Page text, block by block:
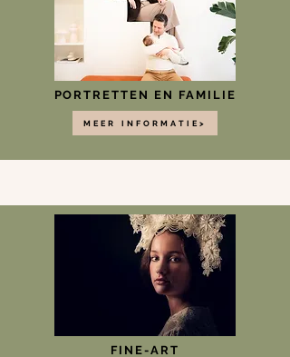
PORTRETTEN EN FAMILIE
MEER INFORMATIE>
FINE-ART